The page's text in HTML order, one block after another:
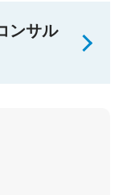
ンサル